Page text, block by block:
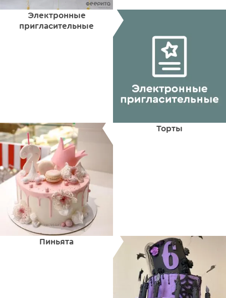
Электронные
пригласительные
Торты
Пиньята